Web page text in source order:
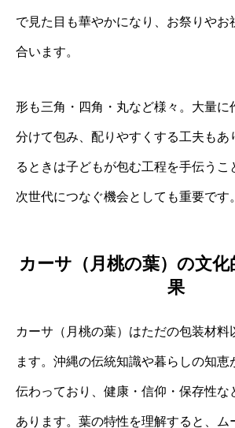
で見た目も華やかになり、お祭りやお
合います。
形も三角・四角・丸など様々。大量に
分けて包み、配りやすくする工夫もあ
るときは子どもが包む工程を手伝うこ
次世代につなぐ機会としても重要です。
カーサ（月桃の葉）の文化
果
カーサ（月桃の葉）はただの包装材料
ます。沖縄の伝統知識や暮らしの知恵
伝わっており、健康・信仰・保存性な
あります。葉の特性を理解すると、ム